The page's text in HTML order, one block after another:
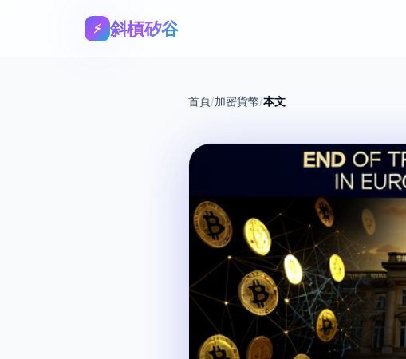
⚡ 斜槓矽谷
首頁/加密貨幣/本文